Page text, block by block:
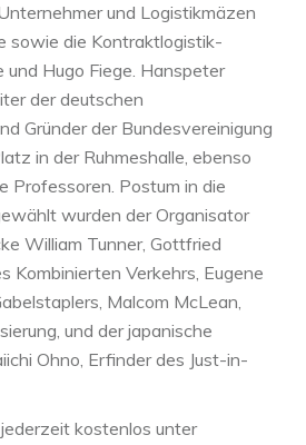
und Logistikmäzen
sowie die Kontraktlogistik-
und Hugo Fiege. Hanspeter
der deutschen
Gründer der Bundesvereinigung
in der Ruhmeshalle, ebenso
Professoren. Postum in die
wurden der Organisator
William Tunner, Gottfried
Kombinierten Verkehrs, Eugene
Malcom McLean,
und der japanische
Ohno, Erfinder des Just-in-
kostenlos unter